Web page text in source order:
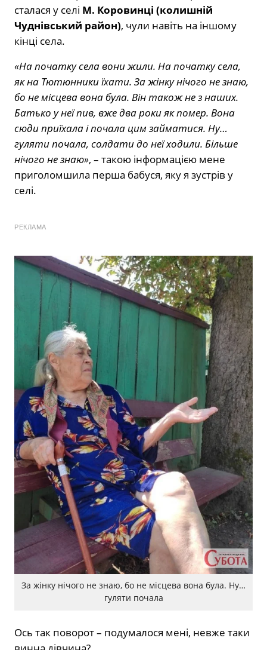
сталася у селі М. Коровинці (колишній
Чуднівський район), чули навіть на іншому
кінці села.
«На початку села вони жили. На початку села,
як на Тютюнники їхати. За жінку нічого не знаю,
бо не місцева вона була. Він також не з наших.
Батько у неї пив, вже два роки як помер. Вона
сюди приїхала і почала цим займатися. Ну…
гуляти почала, солдати до неї ходили. Більше
нічого не знаю», – такою інформацією мене
приголомшила перша бабуся, яку я зустрів у
селі.
РЕКЛАМА
За жінку нічого не знаю, бо не місцева вона була. Ну…
гуляти почала
Ось так поворот – подумалося мені, невже таки